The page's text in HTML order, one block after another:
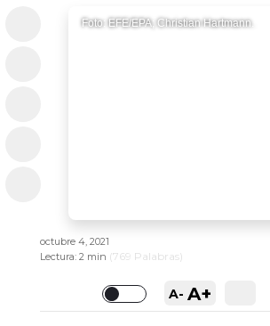
Foto: EFE/EPA; Christian Hartmann.
octubre 4, 2021
Lectura: 2 min (769 Palabras)
Toggle
A- A+